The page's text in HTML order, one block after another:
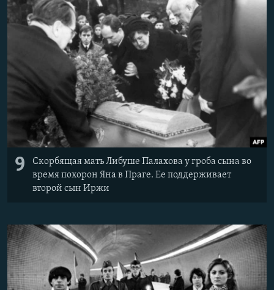
9
Скорбящая мать Либуше Палахова у гроба сына во
время похорон Яна в Праге. Ее поддерживает
второй сын Иржи